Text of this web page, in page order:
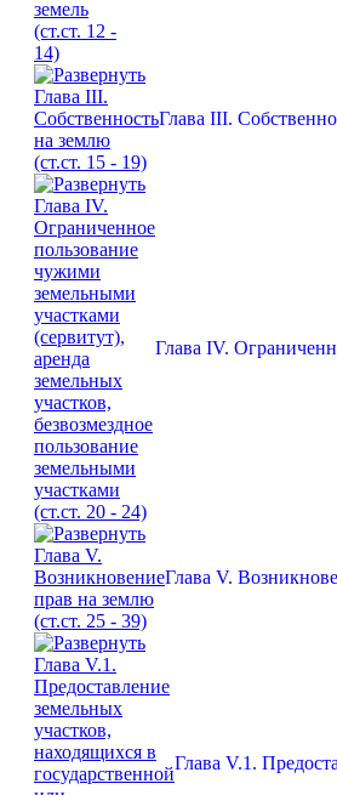
Глава III.
Глава IV.
Глава V.
Глава V.1.